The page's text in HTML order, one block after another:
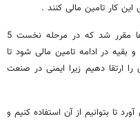
صالحی اضافه کرد : بر اساس این قراردادها مقرر شد که در مرحله نخست 5
بعد 10 میلیون دلار و بقیه در ادامه تامین مالی شود تا
ارتقا دهیم زیرا ایمنی در صنعت
تا بتوانیم از آن استفاده کنیم و